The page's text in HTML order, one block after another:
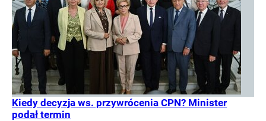
Kiedy decyzja ws. przywrócenia CPN? Minister
podał termin